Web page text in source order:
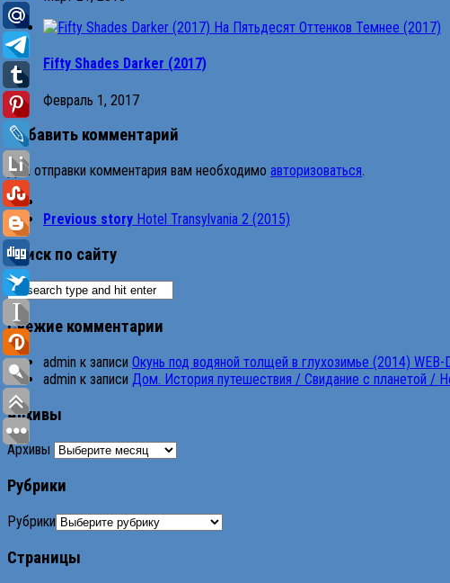
Fifty Shades Darker (2017)
Февраль 1, 2017
Добавить комментарий
Для отправки комментария вам необходимо авторизоваться.
Previous story Hotel Transylvania 2 (2015)
Поиск по сайту
Свежие комментарии
admin к записи Окунь под водяной толщей в глухозимье (2014) WEB-
admin к записи Дом. История путешествия / Свидание с планетой /
Архивы
Архивы
Рубрики
Рубрики
Страницы